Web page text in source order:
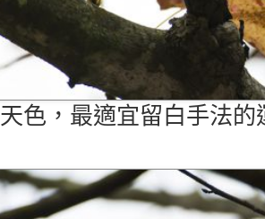
色，最適宜留白手法